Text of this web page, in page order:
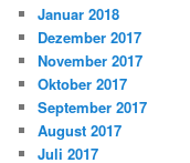
Januar 2018
Dezember 2017
November 2017
Oktober 2017
September 2017
August 2017
Juli 2017